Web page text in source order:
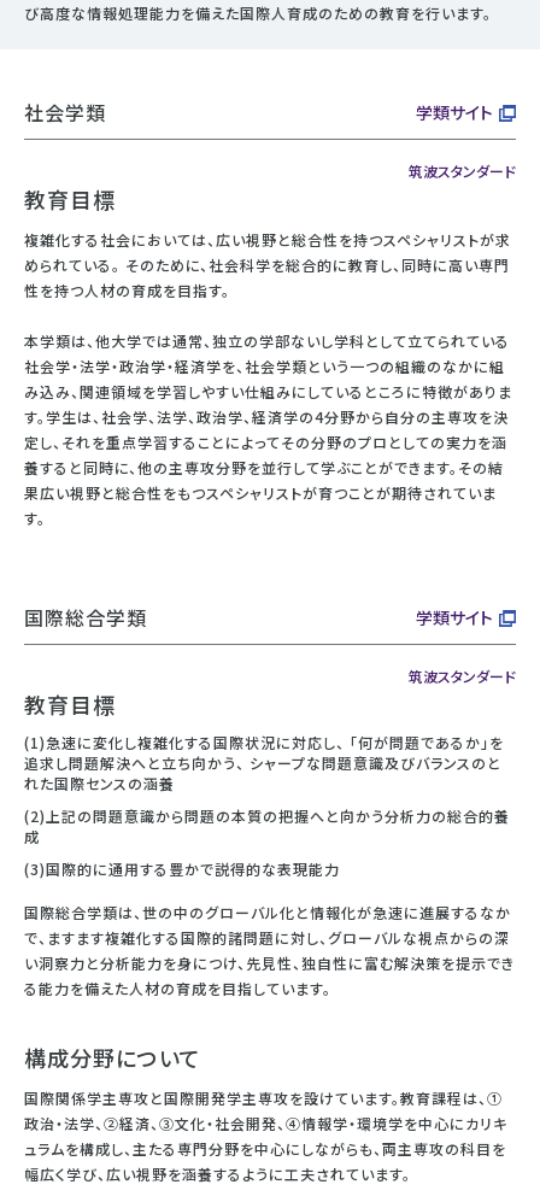
び高度な情報処理能力を備えた国際人育成のための教育を行います。
社会学類 学類サイト
筑波スタンダード
教育目標
複雑化する社会においては、広い視野と総合性を持つスペシャリストが求
められている。 そのために、社会科学を総合的に教育し、同時に高い専門
性を持つ人材の育成を目指す。
本学類は、他大学では通常、独立の学部ないし学科として立てられている
社会学・法学・政治学・経済学を、社会学類という一つの組織のなかに組
み込み、関連領域を学習しやすい仕組みにしているところに特徴がありま
す。学生は、社会学、法学、政治学、経済学の4分野から自分の主専攻を決
定し、それを重点学習することによってその分野のプロとしての実力を涵
養すると同時に、他の主専攻分野を並行して学ぶことができます。その結
果広い視野と総合性をもつスペシャリストが育つことが期待されていま
す。
国際総合学類 学類サイト
筑波スタンダード
教育目標
(1)急速に変化し複雑化する国際状況に対応し、 「何が問題であるか」を
追求し問題解決へと立ち向かう、 シャープな問題意識及びバランスのと
れた国際センスの涵養
(2)上記の問題意識から問題の本質の把握へと向かう分析力の総合的養
成
(3)国際的に通用する豊かで説得的な表現能力
国際総合学類は、世の中のグローバル化と情報化が急速に進展するなか
で、ますます複雑化する国際的諸問題に対し、グローバルな視点からの深
い洞察力と分析能力を身につけ、先見性、独自性に富む解決策を提示でき
る能力を備えた人材の育成を目指しています。
構成分野について
国際関係学主専攻と国際開発学主専攻を設けています。教育課程は、①
政治・法学、②経済、③文化・社会開発、④情報学・環境学を中心にカリキ
ュラムを構成し、主たる専門分野を中心にしながらも、両主専攻の科目を
幅広く学び、広い視野を涵養するように工夫されています。